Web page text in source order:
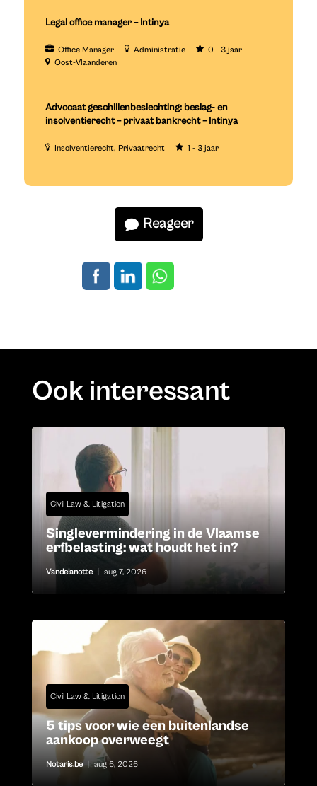
Legal office manager – Intinya
Office Manager Administratie
0 - 3 jaar
Oost-Vlaanderen
Advocaat geschillenbeslechting: beslag- en
insolventierecht – privaat bankrecht – Intinya
Insolventierecht Privaatrecht 1 - 3 jaar
Reageer
Ook interessant
Civil Law & Litigation
Singlevermindering in de Vlaamse
erfbelasting: wat houdt het in?
Vandelanotte aug 7, 2026
Civil Law & Litigation
5 tips voor wie een buitenlandse
aankoop overweegt
Notaris.be | aug 6, 2026